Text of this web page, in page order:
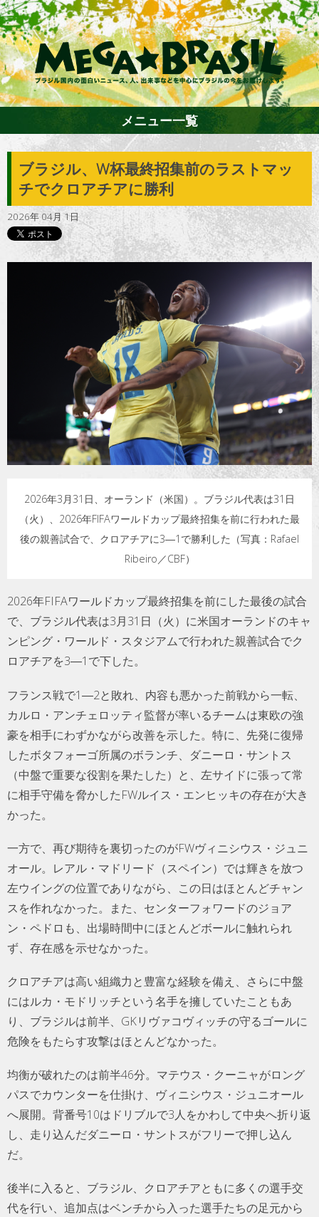
ホーム
ファション
エンターテイメント
グルメ
トラベル
サッカー
PEOPLE
ビジネス
メニュー一覧
ブラジル、W杯最終招集前のラストマッ
チでクロアチアに勝利
2026年 04月 1日
2026年3月31日、オーランド（米国）。ブラジル代表は31日
（火）、2026年FIFAワールドカップ最終招集を前に行われた最
後の親善試合で、クロアチアに3―1で勝利した（写真：Rafael
Ribeiro／CBF）
2026年FIFAワールドカップ最終招集を前にした最後の試合
で、ブラジル代表は3月31日（火）に米国オーランドのキャ
ンピング・ワールド・スタジアムで行われた親善試合でク
ロアチアを3―1で下した。
フランス戦で1―2と敗れ、内容も悪かった前戦から一転、
カルロ・アンチェロッティ監督が率いるチームは東欧の強
豪を相手にわずかながら改善を示した。特に、先発に復帰
したボタフォーゴ所属のボランチ、ダニーロ・サントス
（中盤で重要な役割を果たした）と、左サイドに張って常
に相手守備を脅かしたFWルイス・エンヒッキの存在が大き
かった。
一方で、再び期待を裏切ったのがFWヴィニシウス・ジュニ
オール。レアル・マドリード（スペイン）では輝きを放つ
左ウイングの位置でありながら、この日はほとんどチャン
スを作れなかった。また、センターフォワードのジョア
ン・ペドロも、出場時間中にほとんどボールに触れられ
ず、存在感を示せなかった。
クロアチアは高い組織力と豊富な経験を備え、さらに中盤
にはルカ・モドリッチという名手を擁していたこともあ
り、ブラジルは前半、GKリヴァコヴィッチの守るゴールに
危険をもたらす攻撃はほとんどなかった。
均衡が破れたのは前半46分。マテウス・クーニャがロング
パスでカウンターを仕掛け、ヴィニシウス・ジュニオール
へ展開。背番号10はドリブルで3人をかわして中央へ折り返
し、走り込んだダニーロ・サントスがフリーで押し込ん
だ。
後半に入ると、ブラジル、クロアチアともに多くの選手交
代を行い、追加点はベンチから入った選手たちの足元から